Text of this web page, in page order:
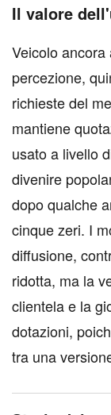
Il valore
Veicolo
percezione,
richieste del
mantiene
usato a livello
divenire
dopo qualche
cinque zeri. I
diffusione,
ridotta, ma la
clientela e la
dotazioni,
tra una